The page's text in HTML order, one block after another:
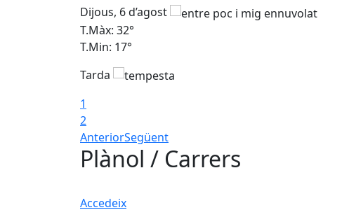
Dijous, 6 d’agost
T.Màx: 32°
T.Min: 17°
Tarda
1
2
AnteriorSegüent
Plànol / Carrers
Accedeix